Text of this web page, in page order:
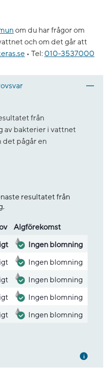
om du har frågor om
och om det går att
• Tel: 010-3537000
från
av bakterier i vattnet
det pågår en
resultatet från
Alg­före­komst
Ingen blomning
Ingen blomning
Ingen blomning
Ingen blomning
Ingen blomning
Mer